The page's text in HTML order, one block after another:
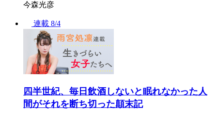
今森光彦
連載 8/4
四半世紀、毎日飲酒しないと眠れなかった人
間がそれを断ち切った顛末記